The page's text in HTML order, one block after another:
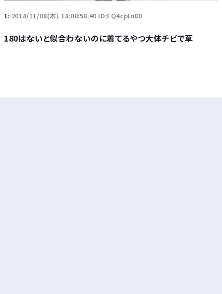
1: 2018/11/08(木) 18:08:58.40 ID:FQ4cpIo80
180はないと似合わないのに着てるやつ大体チビで草